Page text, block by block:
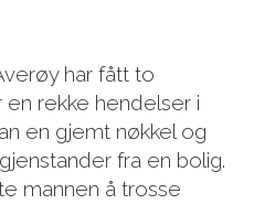
har fått to
rekke hendelser i
en gjemt nøkkel og
fra en bolig.
mannen å trosse